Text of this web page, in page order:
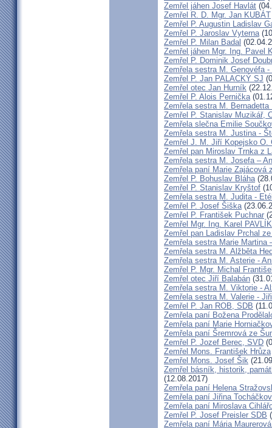
Zemřel jáhen Josef Havlát
Zemřel R. D. Mgr. Jan KUBÁT
Zemřel P. Augustin Ladislav
Zemřel P. Jaroslav Vyterna
Zemřel P. Milan Badal
Zemřel jáhen Mgr. Ing. Pavel
Zemřel P. Dominik Josef
Zemřela sestra M. Genovéfa
Zemřel P. Jan PALACKÝ SJ
Zemřel otec Jan Hurník
Zemřel P. Alois Pernička
Zemřela sestra M. Bernadetta
Zemřel P. Stanislav Muzikář,
Zemřela slečna Emilie
Zemřela sestra M. Justina -
Zemřel J. M. Jiří Kopejsko O.
Zemřel pan Miroslav Trnka z
Zemřela sestra M. Josefa –
Zemřela paní Marie Zajácová
Zemřel P. Bohuslav Bláha
Zemřel P. Stanislav Kryštof
Zemřela sestra M. Judita -
Zemřel P. Josef Šiška
Zemřel P. František Puchnar
Zemřel Mgr. Ing. Karel
Zemřel pan Ladislav Prchal
Zemřela sestra Marie Martina
Zemřela sestra M. Alžběta
Zemřela sestra M. Asterie -
Zemřel P. Mgr. Michal
Zemřel otec Jiří Balabán
Zemřela sestra M. Viktorie -
Zemřela sestra M. Valerie -
Zemřel P. Jan ROB, SDB
Zemřela paní Božena
Zemřela paní Marie
Zemřela paní Šremrová ze
Zemřel P. Jozef Berec, SVD
Zemřel Mons. František Hrůza
Zemřel Mons. Josef Šik
Zemřel básník, historik,
(12.08.2017)
Zemřela paní Helena
Zemřela paní Jiřina
Zemřela paní Miroslava
Zemřel P. Josef Preisler SDB
Zemřela paní Mária